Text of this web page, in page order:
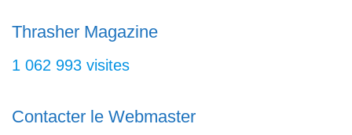
sur le site. Il
Thrasher Magazine
1 062 993 visites
Contacter le Webmaster